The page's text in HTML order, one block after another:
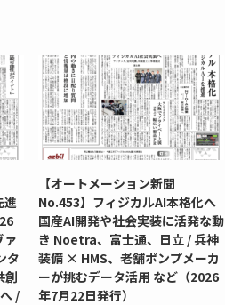
進
ァ
タ
創
/
【オートメーション新聞
No.453】フィジカルAI本格化へ
国産AI開発や社会実装に活発な動
き Noetra、富士通、日立 / 兵神
装備 × HMS、老舗ポンプメーカ
ーが挑むデータ活用 など（2026
年7月22日発行）